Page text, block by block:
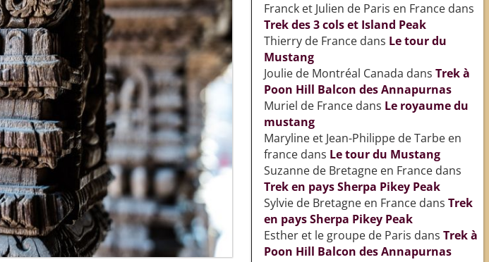
Franck et Julien de Paris en Francedans
Trek des 3 cols et Island Peak
Thierry de Francedans Le tour du
Mustang
Joulie de Montréal Canada dans Trek à
Poon Hill Balcon des Annapurnas
Muriel de Francedans Le royaume du
mustang
Maryline et Jean-Philippe de Tarbe en
francedans Le tour du Mustang
Suzanne de Bretagne en Francedans
Trek en pays Sherpa Pikey Peak
Sylvie de Bretagne en Francedans Trek
en pays Sherpa Pikey Peak
Esther et le groupe de Paris dans Trek à
Poon Hill Balcon des Annapurnas